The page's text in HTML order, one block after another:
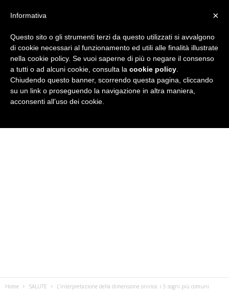
i
Home SALUTE L’interpretazione della dimensione onirica: i 5 sogni più comuni
×
Informativa
Questo sito o gli strumenti terzi da questo utilizzati si avvalgono
di cookie necessari al funzionamento ed utili alle finalità illustrate
nella cookie policy. Se vuoi saperne di più o negare il consenso
a tutti o ad alcuni cookie, consulta la cookie policy
Chiudendo questo banner, scorrendo questa pagina, cliccando
su un link o proseguendo la navigazione in altra maniera,
acconsenti all’uso dei cookie.